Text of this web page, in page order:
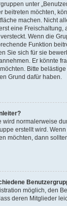
unter
beitreten möchten,
machen. Nicht
eine Freischaltung,
Wenn die
Funktion
Sie sich für sie
Er könnte
Bitte
Grund dafür haben.
wird normalerweise
erstellt wird.
möchten, dann
möglich, den
deren Mitglieder